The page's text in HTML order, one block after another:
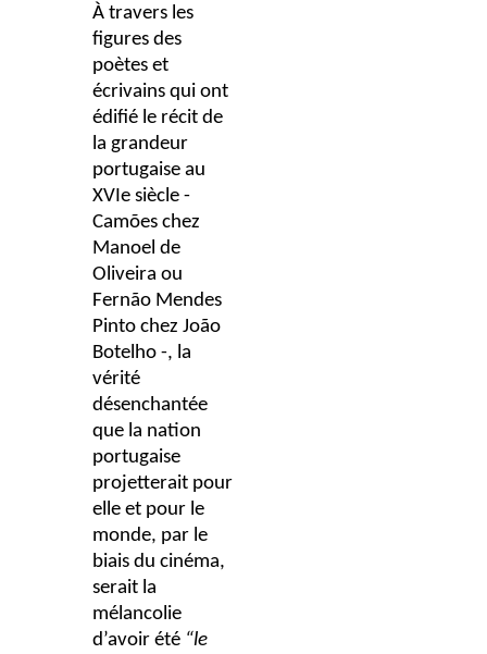
À travers les
figures des
poètes et
écrivains qui ont
édifié le récit de
la grandeur
portugaise au
XVIe siècle -
Camões chez
Manoel de
Oliveira ou
Fernão Mendes
Pinto chez João
Botelho -, la
vérité
désenchantée
que la nation
portugaise
projetterait pour
elle et pour le
monde, par le
biais du cinéma,
serait la
mélancolie
d’avoir été “le